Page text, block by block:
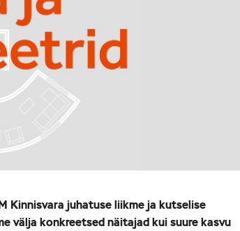
Kinnisvara juhatuse liikme ja kutselise
välja konkreetsed näitajad kui suure kasvu